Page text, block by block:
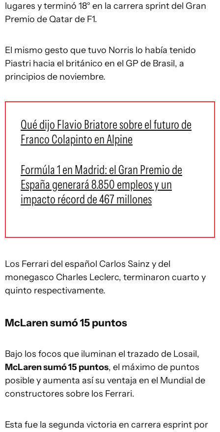
lugares y terminó 18° en la carrera sprint del Gran
Premio de Qatar de F1.
El mismo gesto que tuvo Norris lo había tenido
Piastri hacia el británico en el GP de Brasil, a
principios de noviembre.
Qué dijo Flavio Briatore sobre el futuro de
Franco Colapinto en Alpine
Formúla 1 en Madrid: el Gran Premio de
España generará 8.850 empleos y un
impacto récord de 467 millones
Los Ferrari del español Carlos Sainz y del
monegasco Charles Leclerc, terminaron cuarto y
quinto respectivamente.
McLaren sumó 15 puntos
Bajo los focos que iluminan el trazado de Losail,
McLaren sumó 15 puntos, el máximo de puntos
posible y aumenta así su ventaja en el Mundial de
constructores sobre los Ferrari.
Esta fue la segunda victoria en carrera esprint por